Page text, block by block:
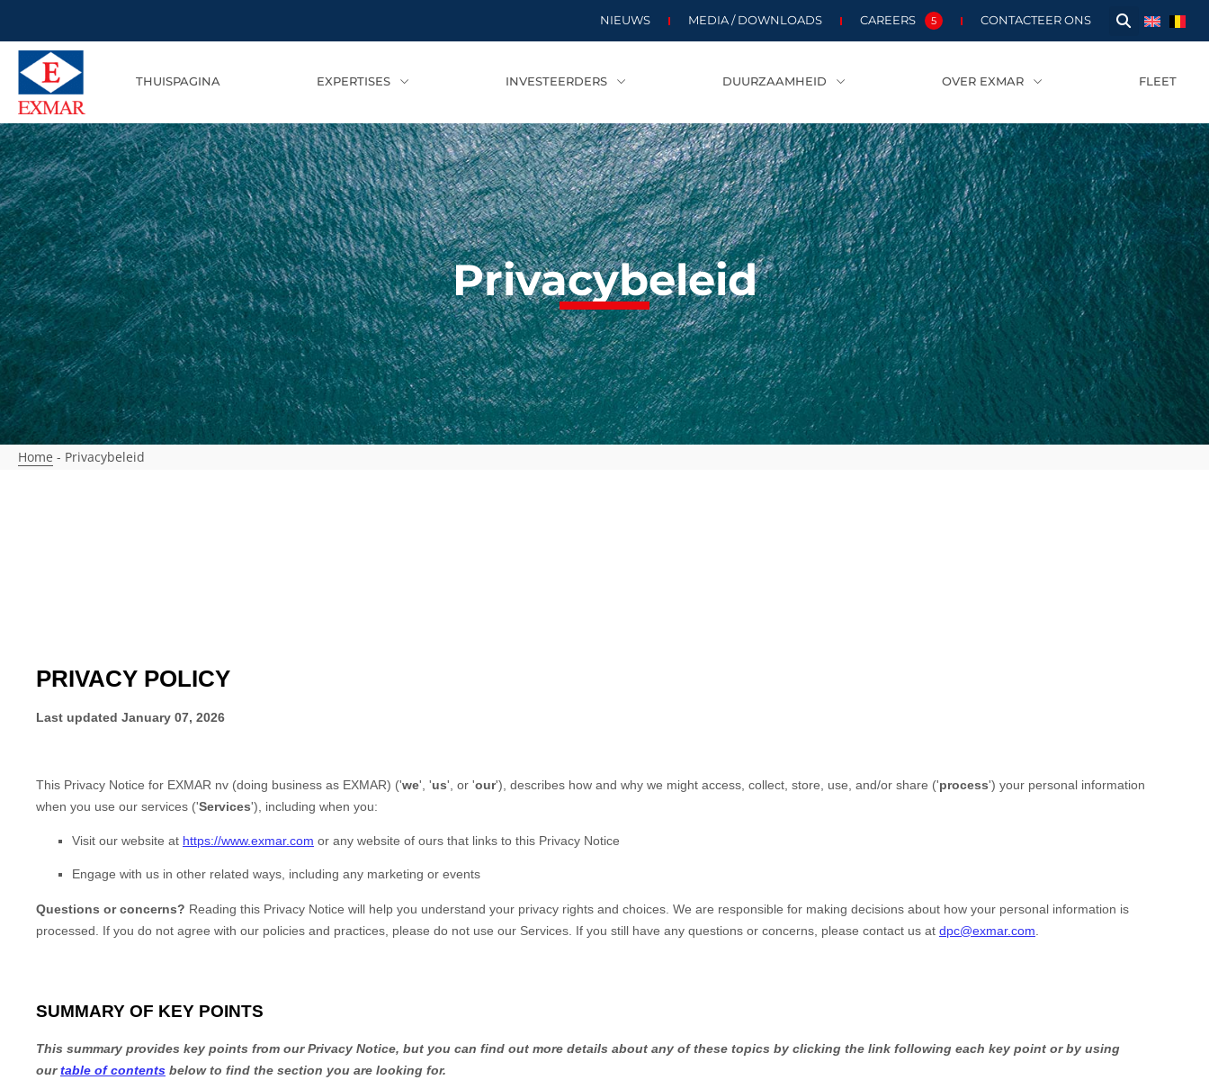
NIEUWS MEDIA / DOWNLOADS CAREERS 5 CONTACTEER ONS
THUISPAGINA EXPERTISES INVESTEERDERS DUURZAAMHEID OVER EXMAR FLEET
Privacybeleid
Home - Privacybeleid